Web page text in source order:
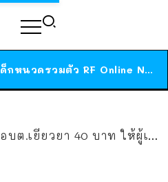
ได้เวลาเด็กหนวดรวมตัว RF Online Next เปิดให้เล่นแล้ว เกม Sci-Fi MMORPG ระดับตำนาน เล่นได้ทั้งมือถือและ PC
สาวญี่ปุ่นโดนแมวตัวเองกัด ไม่ได้ไปหาหมอตั้งแต่เนิ่นๆ สุดท้ายขาบวม กลายเป็นโรคเนื้อเน่า เตือนทาสแมวทั้งหลายให้ระวัง
อบต.เยียวยา 40 บาท ให้ผู้เสียหายไฟไหม้กิ่งแก้ว แต่นามสกุลใหญ่ได้หลักหมื่น ทำชาวเน็ตวิจารณ์ยับ